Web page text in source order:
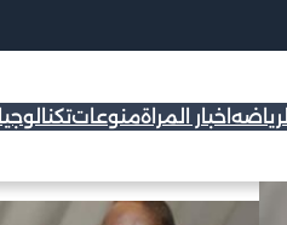
الرياضه اخبار المراةمنوعاتتكنالوجيا